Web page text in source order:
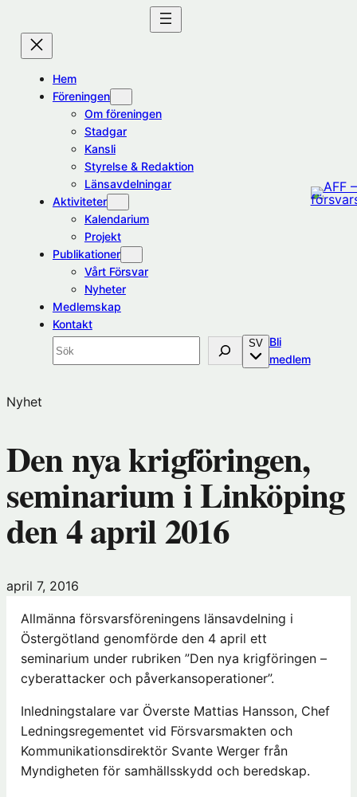
innehåll
Hem
Föreningen
Om föreningen
Stadgar
Kansli
Styrelse & Redaktion
Länsavdelningar
Aktiviteter
Kalendarium
Projekt
Publikationer
Vårt Försvar
Nyheter
Medlemskap
Kontakt
Sök
SV Bli
medlem(öppnas
Nyhet
Den nya krigföringen,
seminarium i Linköping
den 4 april 2016
april 7, 2016
Allmänna försvarsföreningens länsavdelning i
Östergötland genomförde den 4 april ett
seminarium under rubriken ”Den nya krigföringen –
cyberattacker och påverkansoperationer”.
Inledningstalare var Överste Mattias Hansson, Chef
Ledningsregementet vid Försvarsmakten och
Kommunikationsdirektör Svante Werger från
Myndigheten för samhällsskydd och beredskap.